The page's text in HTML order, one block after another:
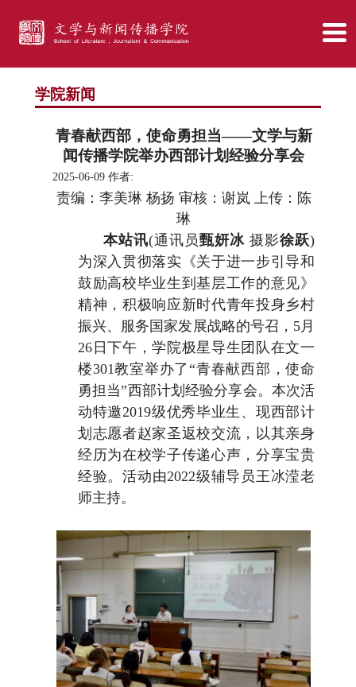
学院新闻
青春献西部，使命勇担当——文学与新
闻传播学院举办西部计划经验分享会
2025-06-09 作者:
责编：李美琳 杨扬 审核：谢岚 上传：陈
琳
本站讯(通讯员甄妍冰 摄影徐跃)
为深入贯彻落实《关于进一步引导和
鼓励高校毕业生到基层工作的意见》
精神，积极响应新时代青年投身乡村
振兴、服务国家发展战略的号召，5月
26日下午，学院极星导生团队在文一
楼301教室举办了“青春献西部，使命
勇担当”西部计划经验分享会。本次活
动特邀2019级优秀毕业生、现西部计
划志愿者赵家圣返校交流，以其亲身
经历为在校学子传递心声，分享宝贵
经验。活动由2022级辅导员王冰滢老
师主持。